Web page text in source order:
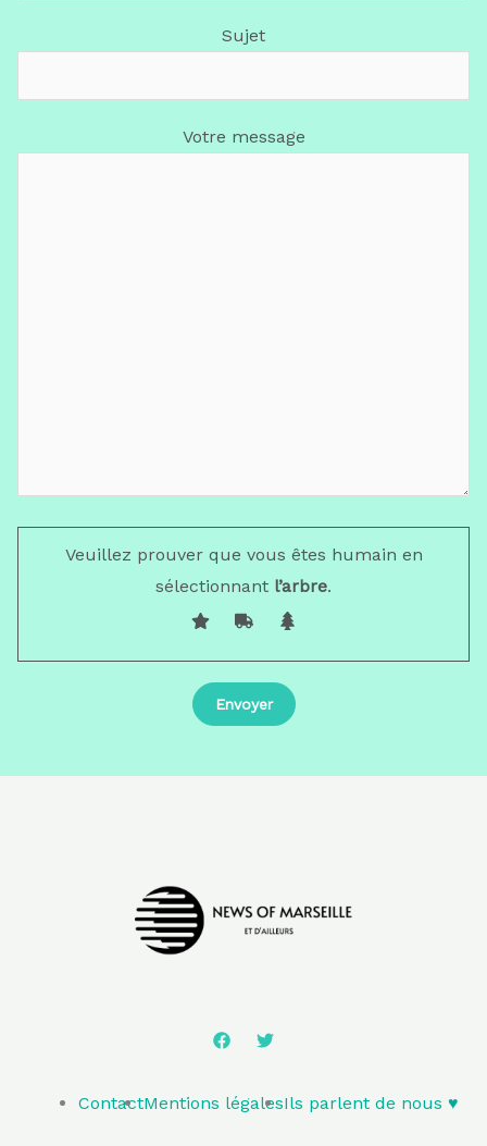
Sujet
Votre message
Veuillez prouver que vous êtes humain en
sélectionnant l’arbre.
ContactMentions légalesIls parlent de nous ♥️